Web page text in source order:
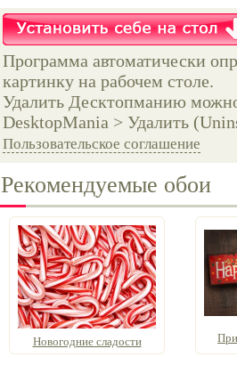
Программа автоматически
картинку на рабочем столе.
Удалить Десктопманию
DesktopMania > Удалить
Пользовательское соглашение
Рекомендуемые обои
Новогодние сладости